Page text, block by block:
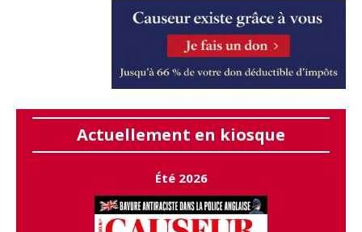
Actuellement en kiosque
Été 2026